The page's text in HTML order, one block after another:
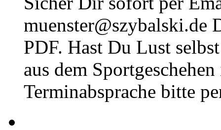
muenster@szybalski.de
PDF. Hast Du Lust
aus dem
Terminabsprache bitte